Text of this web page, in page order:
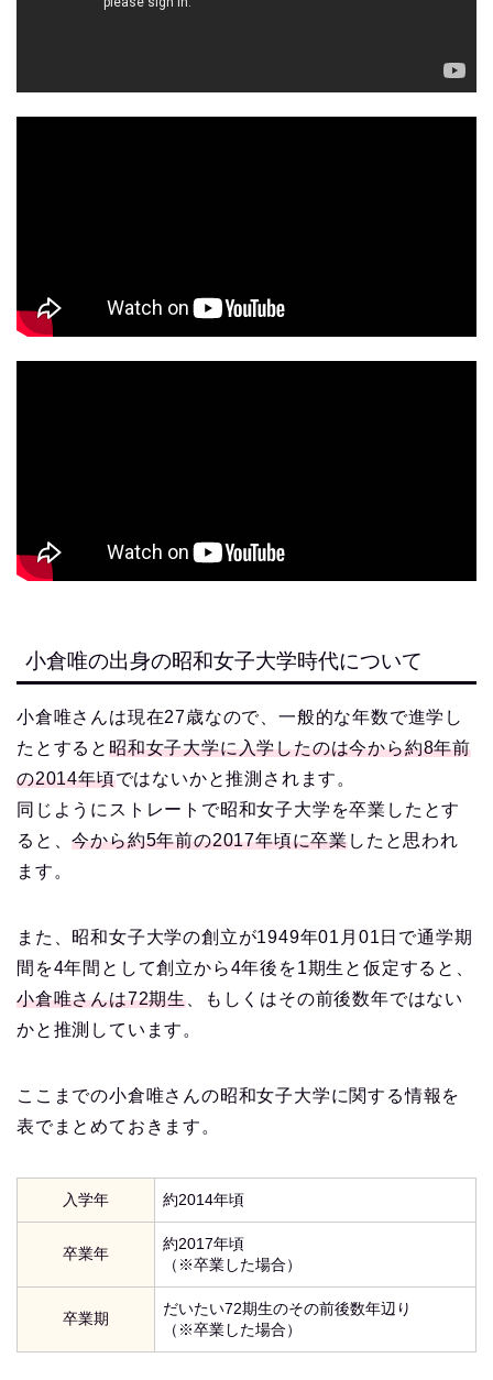
小倉唯の出身の昭和女子大学時代について
小倉唯さんは現在27歳なので、一般的な年数で進学し
たとすると 昭和女子大学に入学したのは今から約8年前
の2014年頃ではないかと推測されます。
同じようにストレートで昭和女子大学を卒業したとす
ると、今から約5年前の2017年頃に卒業したと思われ
ます。
また、昭和女子大学の創立が1949年01月01日で通学期
間を4年間として創立から4年後を1期生と仮定すると、
小倉唯さんは72期生 、もしくはその前後数年ではない
かと推測しています。
ここまでの小倉唯さんの昭和女子大学に関する情報を
表でまとめておきます。
入学年 約2014年頃
卒業年
約2017年頃
（※卒業した場合）
卒業期
だいたい72期生のその前後数年辺り
（※卒業した場合）